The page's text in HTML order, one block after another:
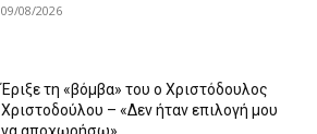
09/08/2026
Έριξε τη «βόμβα» του ο Χριστόδουλος
Χριστοδούλου – «Δεν ήταν επιλογή μου